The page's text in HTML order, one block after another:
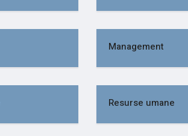
Management
Resurse umane